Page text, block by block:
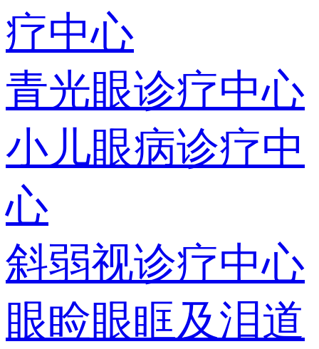
疗中心
青光眼诊疗中心
小儿眼病诊疗中
心
斜弱视诊疗中心
眼睑眼眶及泪道